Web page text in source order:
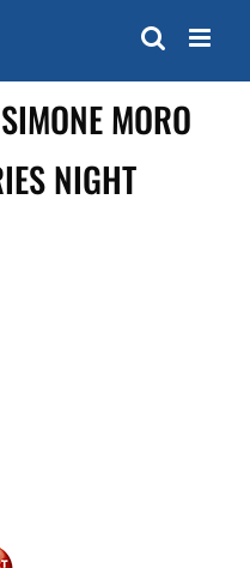
MORO
NIGHT